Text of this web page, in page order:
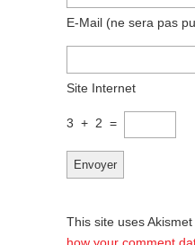
E-Mail (ne sera pas
Site Internet
3 + 2 =
This site uses